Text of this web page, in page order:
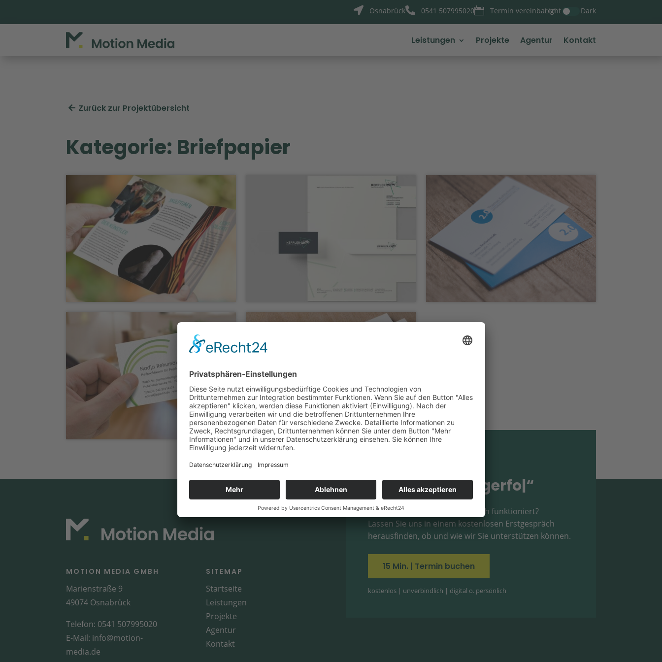
 Osnabrück 0541 507995020 Termin vereinbaren
Light Dark
Leistungen Projekte Agentur Kontakt
Zurück zur Projektübersicht
Kategorie: Briefpapier
Printwerbemittel „Art of Smile“
Geschäftsausstattung „Keppler
„Unternehmensberatung 2.0“
psychoonkologische Beratung“
Printwerbemittel „Sysmo“
Ihren Market|“
Bereit für Marketing, das wirklich funktioniert?
Lassen Sie uns in einem kostenlosen Erstgespräch
herausfinden, ob und wie wir Sie unterstützen können.
15 Min. | Termin buchen
kostenlos | unverbindlich | digital o. persönlich
MOTION MEDIA GMBH
Marienstraße 9
49074 Osnabrück
Telefon: 0541 507995020
E-Mail: info@motion-
media.de
SITEMAP
Startseite
Leistungen
Projekte
Agentur
Kontakt